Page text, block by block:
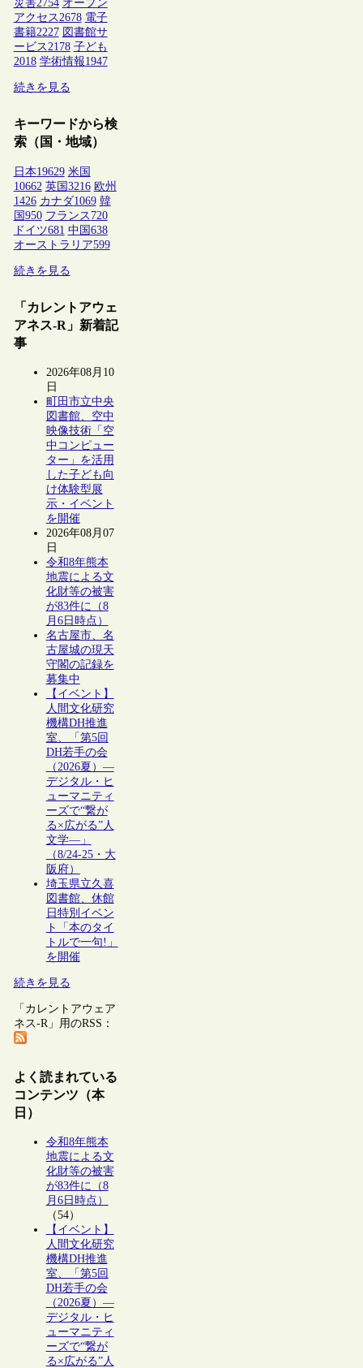
災害2754 オープン
アクセス2678 電子
書籍2227 図書館サ
ービス2178 子ども
2018 学術情報1947
続きを見る
キーワードから検
索（国・地域）
日本19629 米国
10662 英国 3216 欧州
1426 カナダ1069 韓
国 950 フランス 720
ドイツ681 中国 638
オーストラリア599
続きを見る
「カレントアウェ
アネス-R」新着記
事
2026年08月10
日
町田市立中央
図書館、空中
映像技術「空
中コンピュー
ター」を活用
した子ども向
け体験型展
示・イベント
を開催
2026年08月07
日
令和8年熊本
地震による文
化財等の被害
が83件に（8
月6日時点）
名古屋市、名
古屋城の現天
守閣の記録を
募集中
【イベント】
人間文化研究
機構DH推進
室、「第5回
DH若手の会
（2026夏）―
デジタル・ヒ
ューマニティ
ーズで“繋が
る×広がる”人
文学―」
（8/24-25・大
阪府）
埼玉県立久喜
図書館、休館
日特別イベン
ト「本のタイ
トルで一句!」
を開催
続きを見る
「カレントアウェア
ネス-R」用のRSS：
よく読まれている
コンテンツ（本
日）
令和8年熊本
地震による文
化財等の被害
が83件に（8
月6日時点）
（54）
【イベント】
人間文化研究
機構DH推進
室、「第5回
DH若手の会
（2026夏）―
デジタル・ヒ
ューマニティ
ーズで“繋が
る×広がる”人